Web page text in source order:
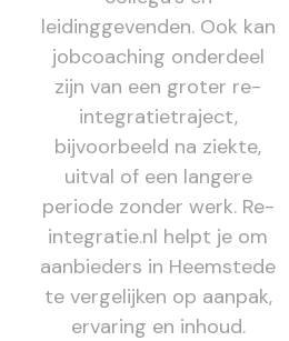
leidinggevenden. Ook kan
jobcoaching onderdeel
zijn van een groter re-
integratietraject,
bijvoorbeeld na ziekte,
uitval of een langere
periode zonder werk. Re-
integratie.nl helpt je om
aanbieders in Heemstede
te vergelijken op aanpak,
ervaring en inhoud.